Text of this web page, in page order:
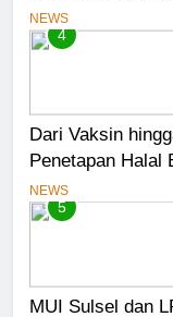
NEWS
4
Dari Vaksin
Penetapan Halal
NEWS
5
MUI Sulsel dan